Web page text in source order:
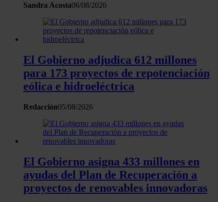
con otra información que les haya proporcionado o que
Sandra Acosta06/08/2026
El Gobierno adjudica 612 millones
para 173 proyectos de repotenciación
eólica e hidroeléctrica
Redacción05/08/2026
El Gobierno asigna 433 millones en
ayudas del Plan de Recuperación a
proyectos de renovables innovadoras